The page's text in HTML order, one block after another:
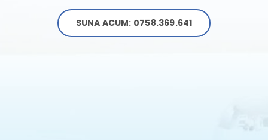
SUNA ACUM: 0758.369.641